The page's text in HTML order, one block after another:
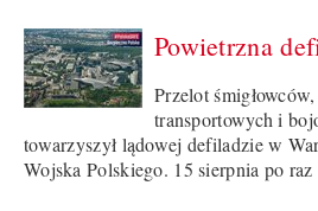
Powietrzna
Przelot
transportowych i
towarzyszył lądowej defiladzie w
Wojska Polskiego. 15 sierpnia po